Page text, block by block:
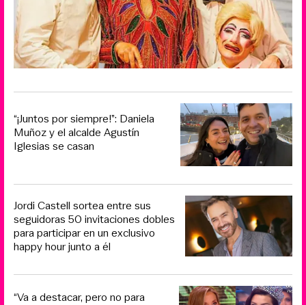
“¡Juntos por siempre!”: Daniela
Muñoz y el alcalde Agustín
Iglesias se casan
Jordi Castell sortea entre sus
seguidoras 50 invitaciones dobles
para participar en un exclusivo
happy hour junto a él
“Va a destacar, pero no para